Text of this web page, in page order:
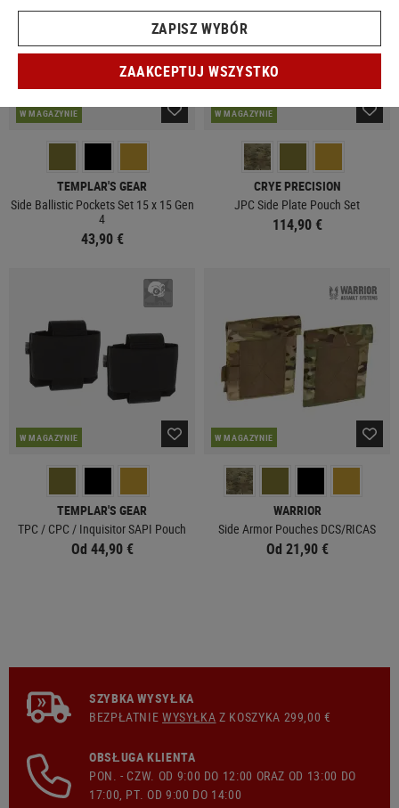
W MAGAZYNIE
TEMPLAR'S GEAR
Side Ballistic Pockets Set 15 x 15 Gen
4
43,90 €
W MAGAZYNIE
CRYE PRECISION
JPC Side Plate Pouch Set
114,90 €
W MAGAZYNIE
TEMPLAR'S GEAR
TPC / CPC / Inquisitor SAPI Pouch
Od 44,90 €
W MAGAZYNIE
WARRIOR
Side Armor Pouches DCS/RICAS
Od 21,90 €
SZYBKA WYSYŁKA
BEZPŁATNIEWYSYŁKA Z KOSZYKA 299,00 €
OBSŁUGA KLIENTA
PON. - CZW. OD 9:00 DO 12:00 ORAZ OD 13:00 DO
17:00, PT. OD 9:00 DO 14:00
ZAPISZ WYBÓR
ZAAKCEPTUJ WSZYSTKO